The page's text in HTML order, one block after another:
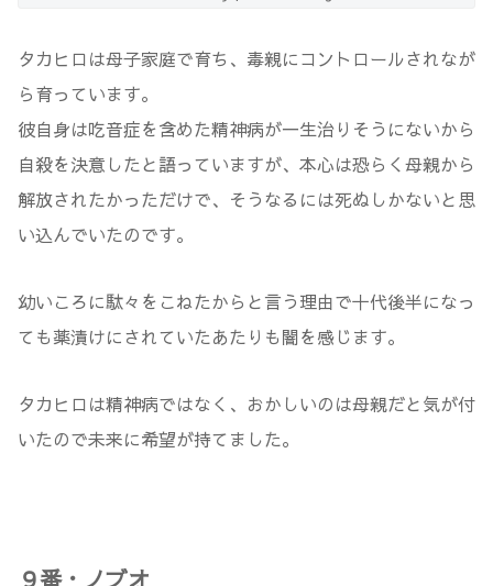
タカヒロは母子家庭で育ち、毒親にコントロールされなが
ら育っています。
彼自身は吃音症を含めた精神病が一生治りそうにないから
自殺を決意したと語っていますが、本心は恐らく母親から
解放されたかっただけで、そうなるには死ぬしかないと思
い込んでいたのです。
幼いころに駄々をこねたからと言う理由で十代後半になっ
ても薬漬けにされていたあたりも闇を感じます。
タカヒロは精神病ではなく、おかしいのは母親だと気が付
いたので未来に希望が持てました。
９番・ノブオ